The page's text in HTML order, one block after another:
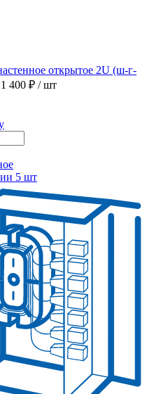
открытое 2U (ш-г-
1 400 ₽ / шт
5 шт